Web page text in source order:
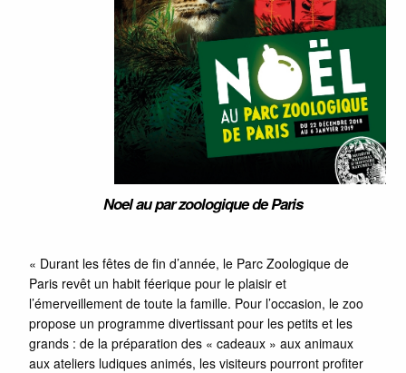
Noel au par zoologique de Paris
« Durant les fêtes de fin d’année, le Parc Zoologique de
Paris revêt un habit féerique pour le plaisir et
l’émerveillement de toute la famille. Pour l’occasion, le zoo
propose un programme divertissant pour les petits et les
grands : de la préparation des « cadeaux » aux animaux
aux ateliers ludiques animés, les visiteurs pourront profiter